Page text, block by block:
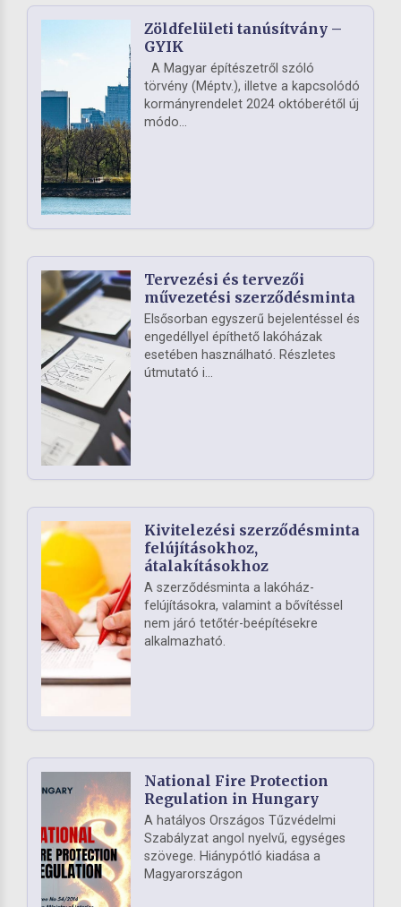
Zöldfelületi tanúsítvány –
GYIK
A Magyar építészetről szóló
törvény (Méptv.), illetve a kapcsolódó
kormányrendelet 2024 októberétől új
módo...
Tervezési és tervezői
művezetési szerződésminta
Elsősorban egyszerű bejelentéssel és
engedéllyel építhető lakóházak
esetében használható. Részletes
útmutató i...
Kivitelezési szerződésminta
felújításokhoz,
átalakításokhoz
A szerződésminta a lakóház-
felújításokra, valamint a bővítéssel
nem járó tetőtér-beépítésekre
alkalmazható.
National Fire Protection
Regulation in Hungary
A hatályos Országos Tűzvédelmi
Szabályzat angol nyelvű, egységes
szövege. Hiánypótló kiadása a
Magyarországon